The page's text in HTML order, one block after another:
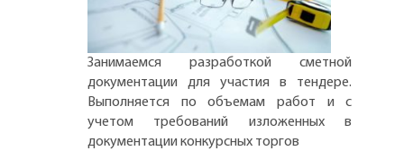
Занимаемся разработкой сметной
документации для участия в тендере.
Выполняется по объемам работ и с
учетом требований изложенных в
документации конкурсных торгов